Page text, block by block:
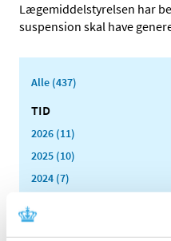
Lægemiddelstyrelsen har
suspension skal have
Alle (437)
TID
2026 (11)
2025 (10)
2024 (7)
2022 (4)